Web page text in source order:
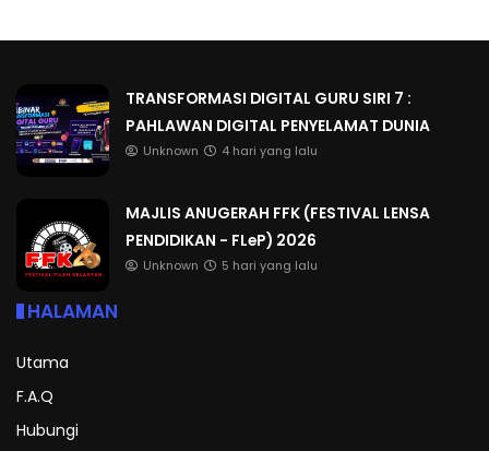
TRANSFORMASI DIGITAL GURU SIRI 7 :
PAHLAWAN DIGITAL PENYELAMAT DUNIA
Unknown 4 hari yang lalu
MAJLIS ANUGERAH FFK (FESTIVAL LENSA
PENDIDIKAN - FLeP) 2026
Unknown 5 hari yang lalu
HALAMAN
Utama
F.A.Q
Hubungi